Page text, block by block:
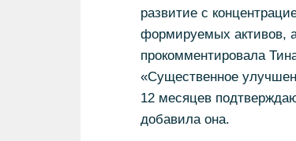
развитие с
формируемых активов,
прокомментировала
«Существенное
12 месяцев
добавила она.